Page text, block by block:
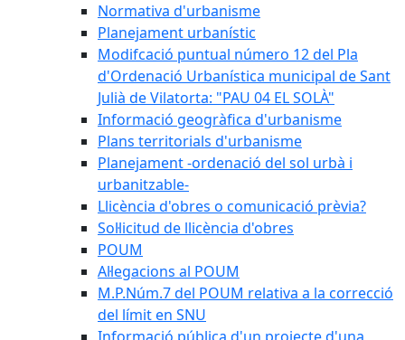
Normativa d'urbanisme
Planejament urbanístic
Modifcació puntual número 12 del Pla
d'Ordenació Urbanística municipal de Sant
Julià de Vilatorta: "PAU 04 EL SOLÀ"
Informació geogràfica d'urbanisme
Plans territorials d'urbanisme
Planejament -ordenació del sol urbà i
urbanitzable-
Llicència d'obres o comunicació prèvia?
Sol·licitud de llicència d'obres
POUM
Al·legacions al POUM
M.P.Núm.7 del POUM relativa a la correcció
del límit en SNU